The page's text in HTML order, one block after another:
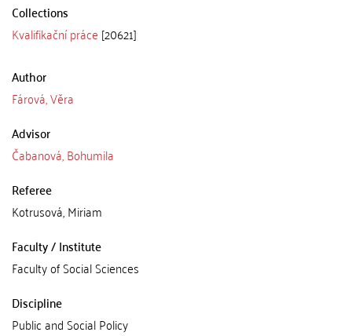
Collections
Kvalifikační práce [20621]
Author
Fárová, Věra
Advisor
Čabanová, Bohumila
Referee
Kotrusová, Miriam
Faculty / Institute
Faculty of Social Sciences
Discipline
Public and Social Policy